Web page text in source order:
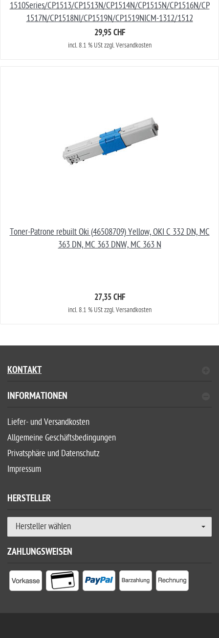
1510Series/CP1513/CP1513N/CP1514N/CP1515N/CP1516N/CP
1517N/CP1518NI/CP1519N/CP1519NICM-1312/1512
29,95 CHF
incl. 8.1 % USt zzgl. Versandkosten
Toner-Patrone rebuilt Oki (46508709) Yellow, OKI C 332 DN, MC
363 DN, MC 363 DNW, MC 363 N
27,35 CHF
incl. 8.1 % USt zzgl. Versandkosten
KONTAKT
INFORMATIONEN
Liefer- und Versandkosten
Allgemeine Geschäftsbedingungen
Privatsphäre und Datenschutz
Impressum
HERSTELLER
Hersteller wählen
ZAHLUNGSWEISEN